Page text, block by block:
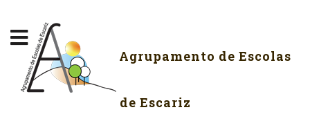
Agrupamento de Escolas
de Escariz